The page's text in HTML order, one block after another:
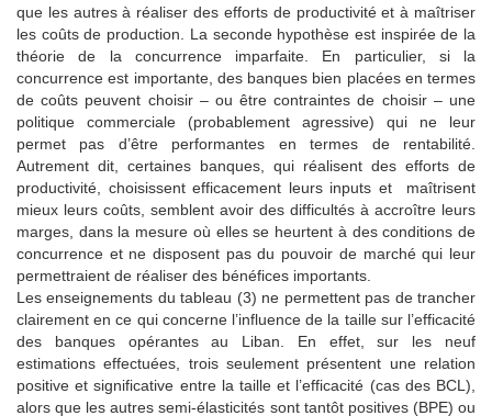
que les autres à réaliser des efforts de productivité et à maîtriser
les coûts de production. La seconde hypothèse est inspirée de la
théorie de la concurrence imparfaite. En particulier, si la
concurrence est importante, des banques bien placées en termes
de coûts peuvent choisir – ou être contraintes de choisir – une
politique commerciale (probablement agressive) qui ne leur
permet pas d’être performantes en termes de rentabilité.
Autrement dit, certaines banques, qui réalisent des efforts de
productivité, choisissent efficacement leurs inputs et maîtrisent
mieux leurs coûts, semblent avoir des difficultés à accroître leurs
marges, dans la mesure où elles se heurtent à des conditions de
concurrence et ne disposent pas du pouvoir de marché qui leur
permettraient de réaliser des bénéfices importants.
Les enseignements du tableau (3) ne permettent pas de trancher
clairement en ce qui concerne l’influence de la taille sur l’efficacité
des banques opérantes au Liban. En effet, sur les neuf
estimations effectuées, trois seulement présentent une relation
positive et significative entre la taille et l’efficacité (cas des BCL),
alors que les autres semi-élasticités sont tantôt positives (BPE) ou